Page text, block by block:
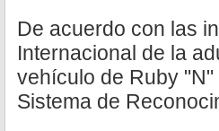
De acuerdo con las
Internacional de la
vehículo de Ruby
Sistema de